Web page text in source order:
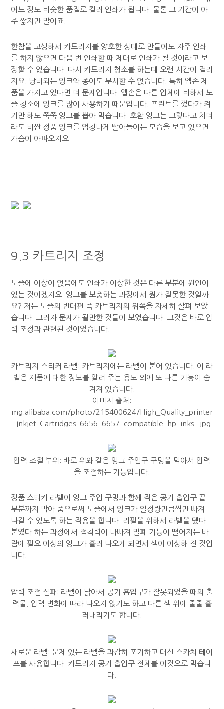
어느 정도 비슷한 품질로 컬러 인쇄가 됩니다. 물론 그 기간이 아
주 짧지만 말이죠.
한참을 고생해서 카트리지를 양호한 상태로 만들어도 자주 인쇄
를 하지 않으면 다음 번 인쇄할 때 제대로 인쇄가 될 것이라고 보
장할 수 없습니다. 다시 카트리지 청소를 하는데 오랜 시간이 걸리
지요. 낭비되는 잉크와 종이도 무시할 수 없습니다. 특히 엡손 제
품을 가지고 있다면 더 문제입니다. 엡손은 다른 업체에 비해서 노
즐 청소에 잉크를 많이 사용하기 때문입니다. 프린트를 껐다가 켜
기만 해도 쭉쭉 잉크를 뽑아 먹습니다. 호환 잉크는 그렇다고 치더
라도 비싼 정품 잉크를 엄청나게 빨아들이는 모습을 보고 있으면
가슴이 아파오지요.
9.3 카트리지 조정
노즐에 이상이 없음에도 인쇄가 이상한 것은 다른 부분에 원인이
있는 것이겠지요. 잉크를 보충하는 과정에서 뭔가 잘못한 것일까
요? 저는 노즐의 반대편 즉 카트리지의 위쪽을 자세히 살펴 보았
습니다. 그러자 문제가 될만한 것들이 보였습니다. 그것은 바로 압
력 조정과 관련된 것이었습니다.
카트리지 스티커 라벨: 카트리지에는 라벨이 붙어 있습니다. 이 라
벨은 제품에 대한 정보를 알려 주는 용도 외에 또 따른 기능이 숨
겨져 있습니다.
이미지 출처:
mg.alibaba.com/photo/215400624/High_Quality_printer
_Inkjet_Cartridges_6656_6657_compatible_hp_inks_.jpg
압력 조절 부위: 바로 위와 같은 잉크 주입구 구멍을 막아서 압력
을 조절하는 기능입니다.
정품 스티커 라벨이 잉크 주입 구멍과 함께 작은 공기 흡입구 끝
부분까지 막아 줌으로써 노즐에서 잉크가 일정량만큼씩만 빠져
나갈 수 있도록 하는 작용을 합니다. 리필을 위해서 라벨을 뗐다
붙였다 하는 과정에서 접착력이 나빠져 밀폐 기능이 떨어지는 바
람에 필요 이상의 잉크가 흘러 나오게 되면서 색이 이상해 진 것입
니다.
압력 조절 실패: 라벨이 낡아서 공기 흡입구가 잘못되었을 때의 출
력물, 압력 변화에 따라 나오지 않기도 하고 다른 색 위에 줄줄 흘
러내리기도 합니다.
새로운 라벨: 문제 있는 라벨을 과감히 포기하고 대신 스카치 테이
프를 사용합니다. 카트리지 공기 흡입구 전체를 이것으로 막습니
다.